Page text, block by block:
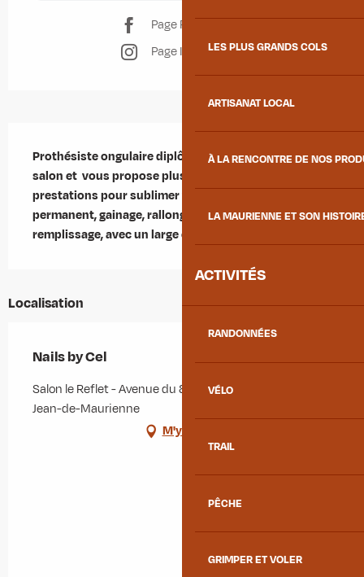
LES PLUS GRANDS COLS
ARTISANAT LOCAL
À LA RENCONTRE DE NOS
LA MAURIENNE ET SON
ACTIVITÉS
RANDONNÉES
VÉLO
TRAIL
PÊCHE
GRIMPER ET VOLER
Page Facebook
Page Instagram
Prothésiste ongulaire diplômée, je vous reçois au
salon et  vous propose plusieurs sortes de
prestations pour sublimer vos ongles : vernis semi-
permanent, gainage, rallongement au chablon,
remplissage, avec un large choix de coloris.
Localisation
Nails by Cel
Salon le Reflet - Avenue du 8 Mai 1945, 73300 Saint-
Jean-de-Maurienne
M'y rendre